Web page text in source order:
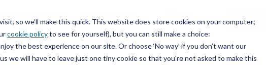
so we’ll make this quick. This website does store cookies on your computer;
cookie policyto see for yourself), but you can still make a choice:
the best experience on our site. Or choose ‘No way’ if you don’t want our
we will have to leave just one tiny cookie so that you're not asked to make this
Free